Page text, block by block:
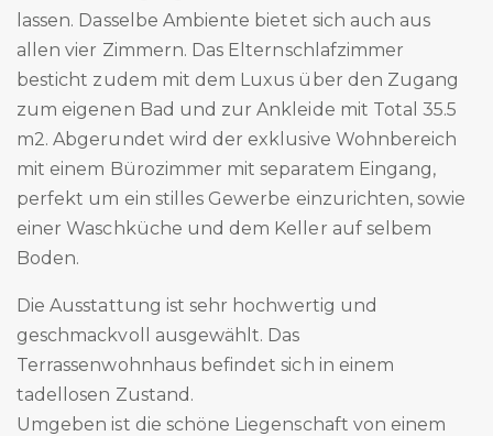
lassen. Dasselbe Ambiente bietet sich auch aus
allen vier Zimmern. Das Elternschlafzimmer
besticht zudem mit dem Luxus über den Zugang
zum eigenen Bad und zur Ankleide mit Total 35.5
m2. Abgerundet wird der exklusive Wohnbereich
mit einem Bürozimmer mit separatem Eingang,
perfekt um ein stilles Gewerbe einzurichten, sowie
einer Waschküche und dem Keller auf selbem
Boden.
Die Ausstattung ist sehr hochwertig und
geschmackvoll ausgewählt. Das
Terrassenwohnhaus befindet sich in einem
tadellosen Zustand.
Umgeben ist die schöne Liegenschaft von einem